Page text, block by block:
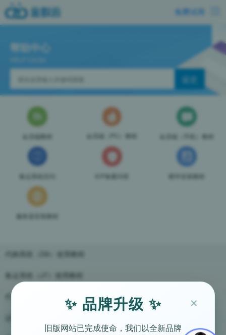
免费试用
帮助中心
会员端教程 会员端（PC）教程 会员端（手机）教程
集运系统百问 ICP备案问答 硬件安装教程
服务器安装教程
代购系统（D9）使用教程
集运系统（J7）使用教程
代购系统（D7）使用教程 ×
✨ 品牌升级 ✨
旧版网站已完成使命，我们以全新品牌